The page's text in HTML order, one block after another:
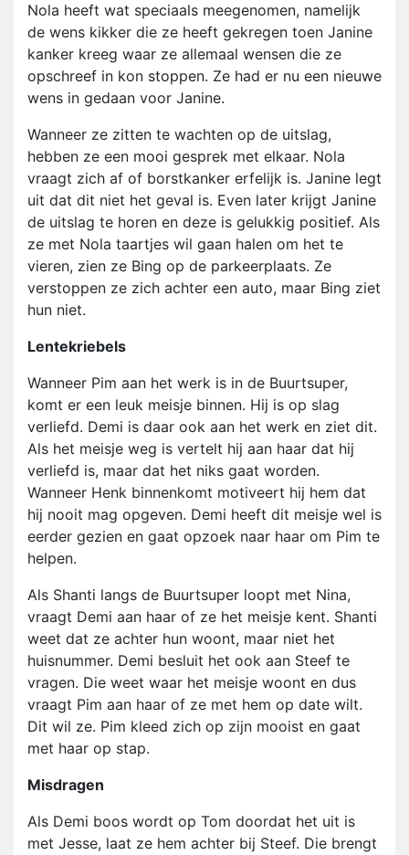
Nola heeft wat speciaals meegenomen, namelijk
de wens kikker die ze heeft gekregen toen Janine
kanker kreeg waar ze allemaal wensen die ze
opschreef in kon stoppen. Ze had er nu een nieuwe
wens in gedaan voor Janine.
Wanneer ze zitten te wachten op de uitslag,
hebben ze een mooi gesprek met elkaar. Nola
vraagt zich af of borstkanker erfelijk is. Janine legt
uit dat dit niet het geval is. Even later krijgt Janine
de uitslag te horen en deze is gelukkig positief. Als
ze met Nola taartjes wil gaan halen om het te
vieren, zien ze Bing op de parkeerplaats. Ze
verstoppen ze zich achter een auto, maar Bing ziet
hun niet.
Lentekriebels
Wanneer Pim aan het werk is in de Buurtsuper,
komt er een leuk meisje binnen. Hij is op slag
verliefd. Demi is daar ook aan het werk en ziet dit.
Als het meisje weg is vertelt hij aan haar dat hij
verliefd is, maar dat het niks gaat worden.
Wanneer Henk binnenkomt motiveert hij hem dat
hij nooit mag opgeven. Demi heeft dit meisje wel is
eerder gezien en gaat opzoek naar haar om Pim te
helpen.
Als Shanti langs de Buurtsuper loopt met Nina,
vraagt Demi aan haar of ze het meisje kent. Shanti
weet dat ze achter hun woont, maar niet het
huisnummer. Demi besluit het ook aan Steef te
vragen. Die weet waar het meisje woont en dus
vraagt Pim aan haar of ze met hem op date wilt.
Dit wil ze. Pim kleed zich op zijn mooist en gaat
met haar op stap.
Misdragen
Als Demi boos wordt op Tom doordat het uit is
met Jesse, laat ze hem achter bij Steef. Die brengt